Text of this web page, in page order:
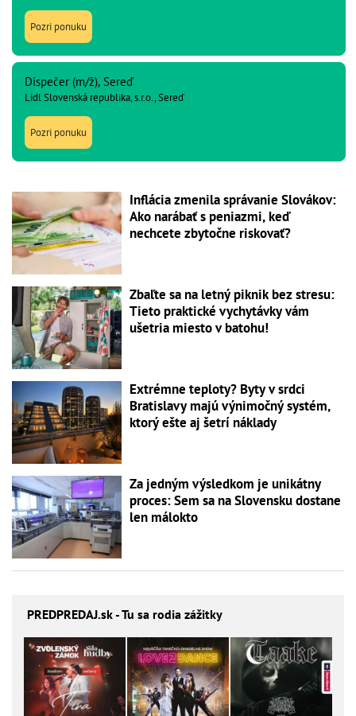
Pozri ponuku
Dispečer (m/ž), Sereď
Lidl Slovenská republika, s.r.o., Sereď
Pozri ponuku
Inflácia zmenila správanie Slovákov:
Ako narábať s peniazmi, keď
nechcete zbytočne riskovať?
Zbaľte sa na letný piknik bez stresu:
Tieto praktické vychytávky vám
ušetria miesto v batohu!
Extrémne teploty? Byty v srdci
Bratislavy majú výnimočný systém,
ktorý ešte aj šetrí náklady
Za jedným výsledkom je unikátny
proces: Sem sa na Slovensku dostane
len málokto
PREDPREDAJ.sk - Tu sa rodia zážitky